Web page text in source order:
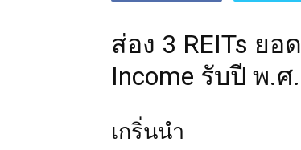
ส่อง 3 REITs ย
Income รับปี พ.
เกริ่นนำ